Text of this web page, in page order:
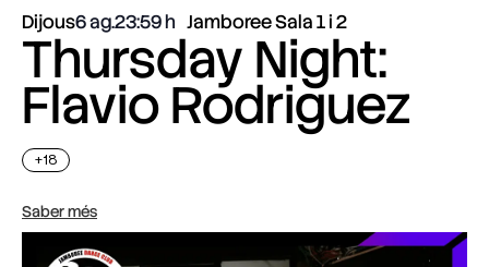
Dijous6 ag.23:59 Jamboree Sala 1 i 2
Thursday Night:
Flavio Rodriguez
+18
Saber més